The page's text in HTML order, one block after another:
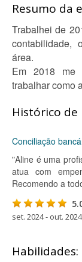
Resumo da
Trabalhei de
contabilidade,
área.
Em 2018 me
trabalhar como
Histórico de
Conciliação
"Aline é uma
atua com
Recomendo a
set. 2024 - out. 2024
Habilidades: